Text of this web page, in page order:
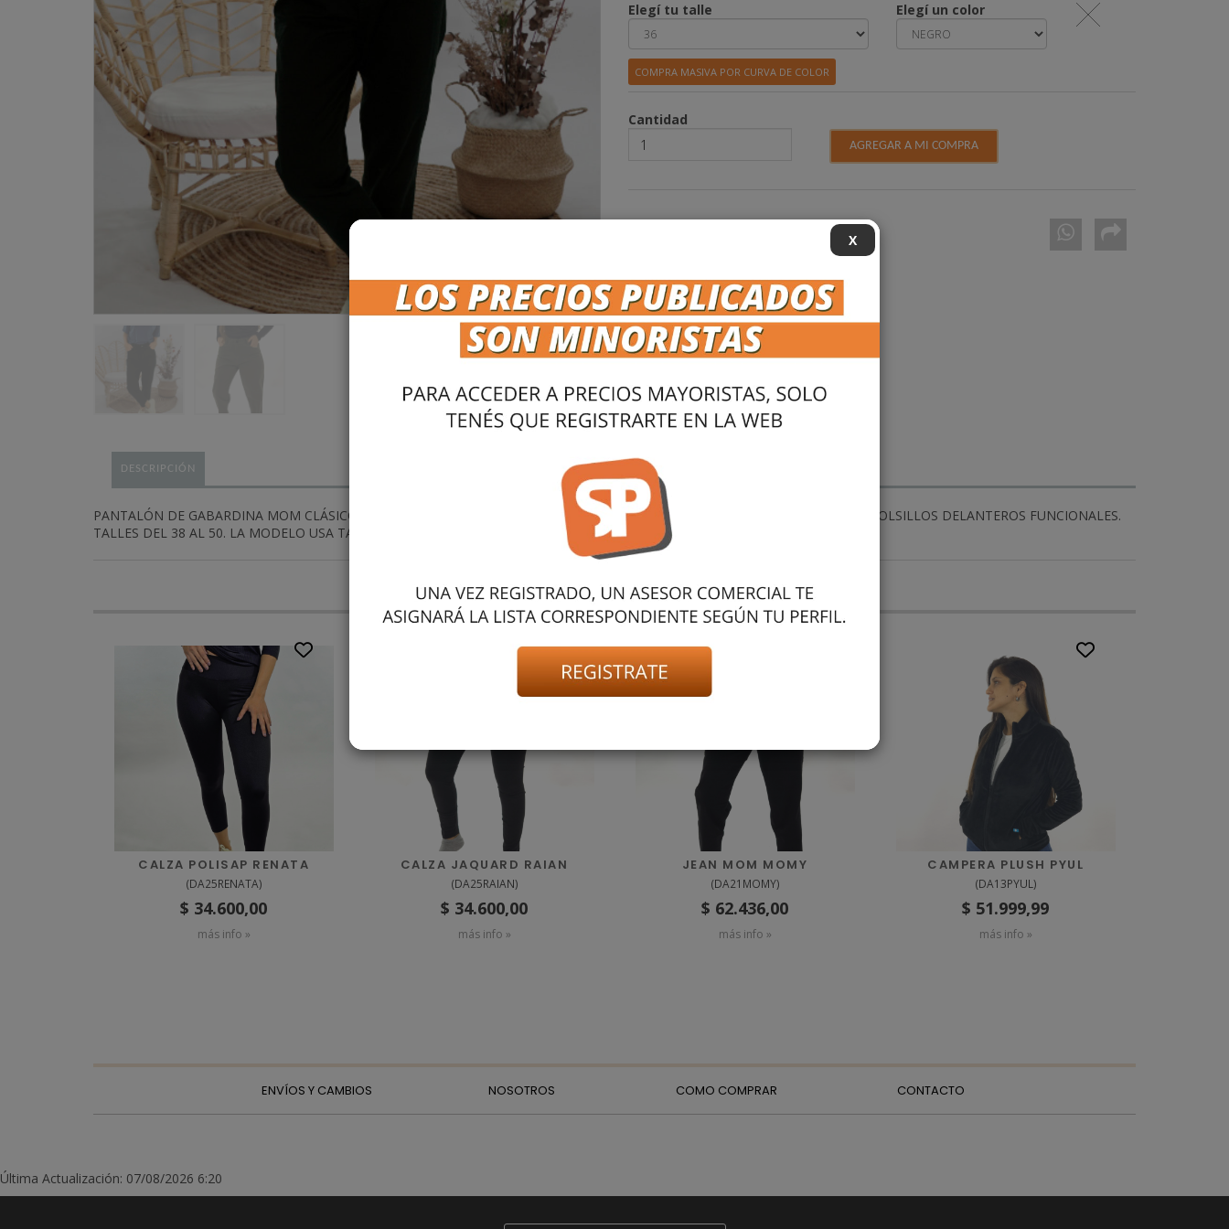
Elegí tu talle Elegí un color
COMPRA MASIVA POR CURVA DE COLOR
Cantidad
DESCRIPCIÓN
PANTALÓN DE GABARDINA MOM CLÁSICO DE TIRO ALTO, CON PUÑOS DESFLECADOS. SÚPER CÓMODO, CALCE PERFECTO Y BOLSILLOS DELANTEROS FUNCIONALES.
TALLES DEL 38 AL 50. LA MODELO USA TALLE 38, MIDE 1,70?M Y PESA 62?KG APROX
También podría gustarte
CALZA POLISAP RENATA
(DA25RENATA)
$ 34.600,00
más info »
CALZA JAQUARD RAIAN
(DA25RAIAN)
$ 34.600,00
más info »
JEAN MOM MOMY
(DA21MOMY)
$ 62.436,00
más info »
CAMPERA PLUSH PYUL
(DA13PYUL )
$ 51.999,99
más info »
ENVÍOS Y CAMBIOS NOSOTROS COMO COMPRAR CONTACTO
Última Actualización: 07/08/2026 6:20
X